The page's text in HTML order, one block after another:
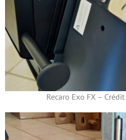
Recaro Exo FX –